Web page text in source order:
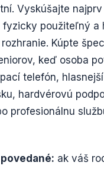
Vyskúšajte najprv
fyzicky použiteľný a
Kúpte
keď osoba
telefón,
hardvérovú
profesionálnu
ak váš